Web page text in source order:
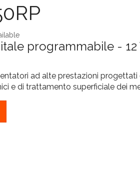
programmabile -
ad alte prestazioni
e di trattamento superficiale dei